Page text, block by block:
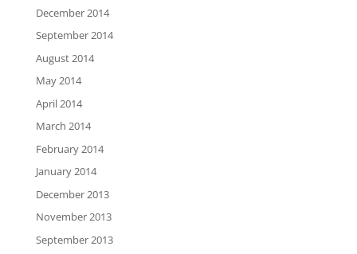
December 2014
September 2014
August 2014
May 2014
April 2014
March 2014
February 2014
January 2014
December 2013
November 2013
September 2013